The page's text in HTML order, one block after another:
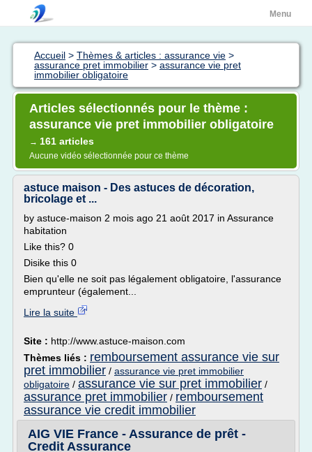
Menu
Accueil > Thèmes & articles : assurance vie >
assurance pret immobilier > assurance vie pret
immobilier obligatoire
Articles sélectionnés pour le thème :
assurance vie pret immobilier obligatoire
→ 161 articles
Aucune vidéo sélectionnée pour ce thème
astuce maison - Des astuces de décoration,
bricolage et ...
by astuce-maison 2 mois ago 21 août 2017 in Assurance
habitation
Like this? 0
Disike this 0
Bien qu'elle ne soit pas légalement obligatoire, l'assurance
emprunteur (également...
Lire la suite
Site : http://www.astuce-maison.com
Thèmes liés : remboursement assurance vie sur
pret immobilier / assurance vie pret immobilier
obligatoire / assurance vie sur pret immobilier /
assurance pret immobilier / remboursement
assurance vie credit immobilier
AIG VIE France - Assurance de prêt -
Credit Assurance